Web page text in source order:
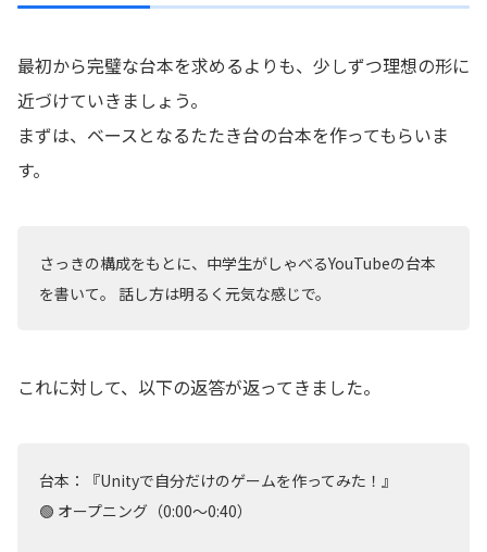
最初から完璧な台本を求めるよりも、少しずつ理想の形に
近づけていきましょう。
まずは、ベースとなるたたき台の台本を作ってもらいま
す。
さっきの構成をもとに、中学生がしゃべるYouTubeの台本
を書いて。 話し方は明るく元気な感じで。
これに対して、以下の返答が返ってきました。
台本：『Unityで自分だけのゲームを作ってみた！』
🟢 オープニング（0:00〜0:40）